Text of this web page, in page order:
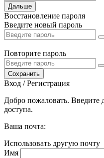
Дальше
Восстановление пароля
Введите новый пароль
Повторите пароль
Сохранить
Вход / Регистрация
Добро пожаловать. Введите
доступа.
Ваша почта:
Использовать другую почту
Имя